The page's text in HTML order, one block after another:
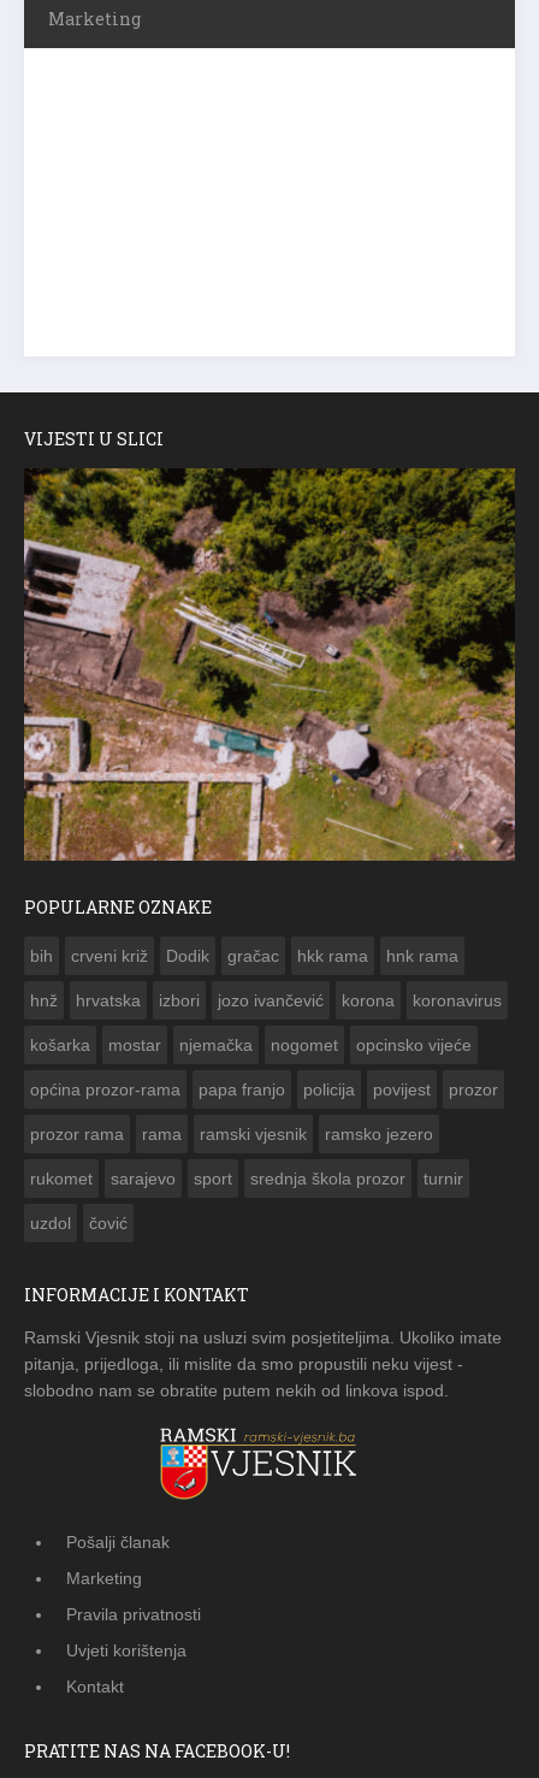
Marketing
VIJESTI U SLICI
POPULARNE OZNAKE
bih crveni križ Dodik gračac hkk rama hnk rama
hnž hrvatska izbori jozo ivančević korona koronavirus
košarka mostar njemačka nogomet opcinsko vijeće
općina prozor-rama papa franjo policija povijest prozor
prozor rama rama ramski vjesnik ramsko jezero
rukomet sarajevo sport srednja škola prozor turnir
uzdol čović
INFORMACIJE I KONTAKT
Ramski Vjesnik stoji na usluzi svim posjetiteljima. Ukoliko imate
pitanja, prijedloga, ili mislite da smo propustili neku vijest -
slobodno nam se obratite putem nekih od linkova ispod.
Pošalji članak
Marketing
Pravila privatnosti
Uvjeti korištenja
Kontakt
PRATITE NAS NA FACEBOOK-U!